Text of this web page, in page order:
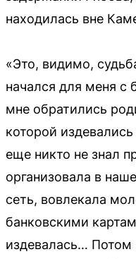
находилась вне
«Это, видимо,
начался для меня с
мне обратились
которой
еще никто не знал
организовала в
сеть, вовлекала
банковскими
издевалась… Потом